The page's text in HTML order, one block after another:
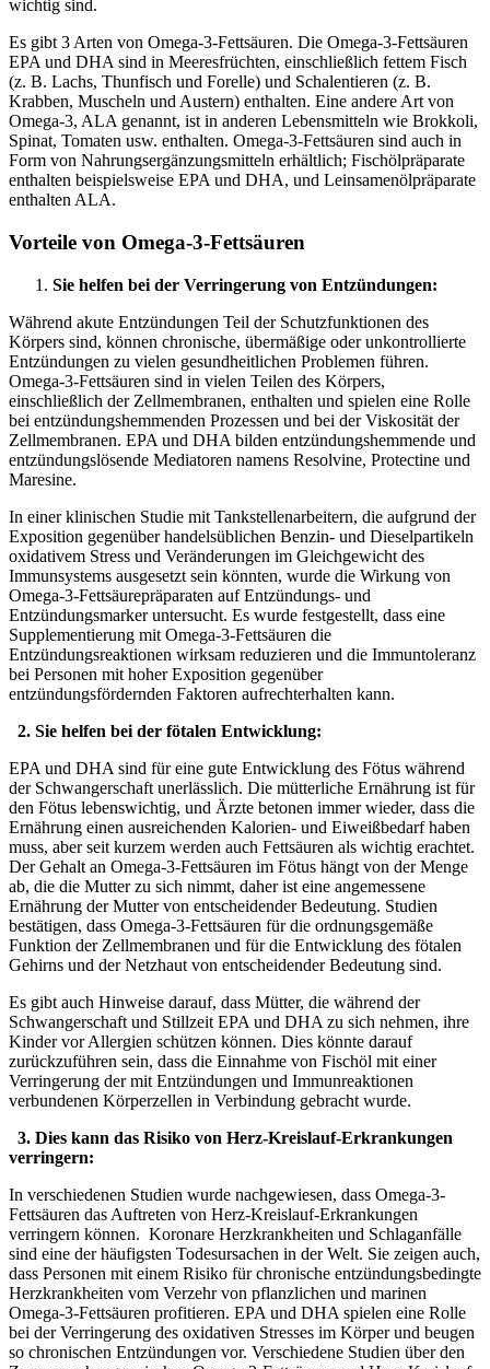
wichtig sind.
Es gibt 3 Arten von Omega-3-Fettsäuren. Die Omega-3-Fettsäuren
EPA und DHA sind in Meeresfrüchten, einschließlich fettem Fisch
(z. B. Lachs, Thunfisch und Forelle) und Schalentieren (z. B.
Krabben, Muscheln und Austern) enthalten. Eine andere Art von
Omega-3, ALA genannt, ist in anderen Lebensmitteln wie Brokkoli,
Spinat, Tomaten usw. enthalten. Omega-3-Fettsäuren sind auch in
Form von Nahrungsergänzungsmitteln erhältlich; Fischölpräparate
enthalten beispielsweise EPA und DHA, und Leinsamenölpräparate
enthalten ALA.
Vorteile von Omega-3-Fettsäuren
Sie helfen bei der Verringerung von Entzündungen:
Während akute Entzündungen Teil der Schutzfunktionen des
Körpers sind, können chronische, übermäßige oder unkontrollierte
Entzündungen zu vielen gesundheitlichen Problemen führen.
Omega-3-Fettsäuren sind in vielen Teilen des Körpers,
einschließlich der Zellmembranen, enthalten und spielen eine Rolle
bei entzündungshemmenden Prozessen und bei der Viskosität der
Zellmembranen. EPA und DHA bilden entzündungshemmende und
entzündungslösende Mediatoren namens Resolvine, Protectine und
Maresine.
In einer klinischen Studie mit Tankstellenarbeitern, die aufgrund der
Exposition gegenüber handelsüblichen Benzin- und Dieselpartikeln
oxidativem Stress und Veränderungen im Gleichgewicht des
Immunsystems ausgesetzt sein könnten, wurde die Wirkung von
Omega-3-Fettsäurepräparaten auf Entzündungs- und
Entzündungsmarker untersucht. Es wurde festgestellt, dass eine
Supplementierung mit Omega-3-Fettsäuren die
Entzündungsreaktionen wirksam reduzieren und die Immuntoleranz
bei Personen mit hoher Exposition gegenüber
entzündungsfördernden Faktoren aufrechterhalten kann.
2. Sie helfen bei der fötalen Entwicklung:
EPA und DHA sind für eine gute Entwicklung des Fötus während
der Schwangerschaft unerlässlich. Die mütterliche Ernährung ist für
den Fötus lebenswichtig, und Ärzte betonen immer wieder, dass die
Ernährung einen ausreichenden Kalorien- und Eiweißbedarf haben
muss, aber seit kurzem werden auch Fettsäuren als wichtig erachtet.
Der Gehalt an Omega-3-Fettsäuren im Fötus hängt von der Menge
ab, die die Mutter zu sich nimmt, daher ist eine angemessene
Ernährung der Mutter von entscheidender Bedeutung. Studien
bestätigen, dass Omega-3-Fettsäuren für die ordnungsgemäße
Funktion der Zellmembranen und für die Entwicklung des fötalen
Gehirns und der Netzhaut von entscheidender Bedeutung sind.
Es gibt auch Hinweise darauf, dass Mütter, die während der
Schwangerschaft und Stillzeit EPA und DHA zu sich nehmen, ihre
Kinder vor Allergien schützen können. Dies könnte darauf
zurückzuführen sein, dass die Einnahme von Fischöl mit einer
Verringerung der mit Entzündungen und Immunreaktionen
verbundenen Körperzellen in Verbindung gebracht wurde.
3. Dies kann das Risiko von Herz-Kreislauf-Erkrankungen
verringern:
In verschiedenen Studien wurde nachgewiesen, dass Omega-3-
Fettsäuren das Auftreten von Herz-Kreislauf-Erkrankungen
verringern können. Koronare Herzkrankheiten und Schlaganfälle
sind eine der häufigsten Todesursachen in der Welt. Sie zeigen auch,
dass Personen mit einem Risiko für chronische entzündungsbedingte
Herzkrankheiten vom Verzehr von pflanzlichen und marinen
Omega-3-Fettsäuren profitieren. EPA und DHA spielen eine Rolle
bei der Verringerung des oxidativen Stresses im Körper und beugen
so chronischen Entzündungen vor. Verschiedene Studien über den